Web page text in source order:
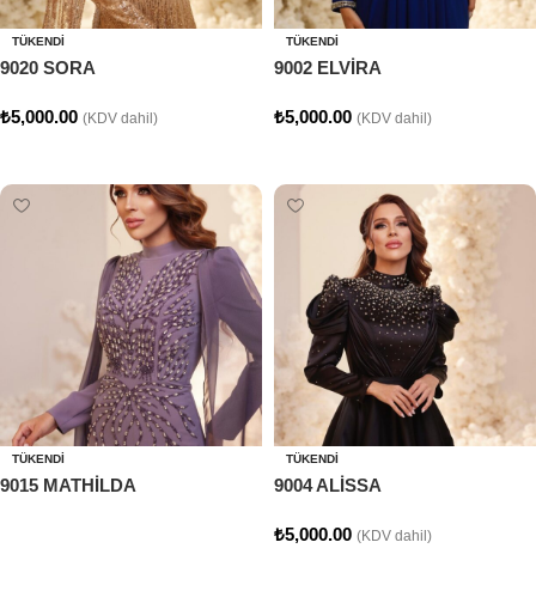
TÜKENDI
9020 SORA
₺5,000.00 (KDV dahil)
TÜKENDI
9002 ELVİRA
₺5,000.00 (KDV dahil)
TÜKENDI
9015 MATHİLDA
TÜKENDI
9004 ALİSSA
₺5,000.00 (KDV dahil)